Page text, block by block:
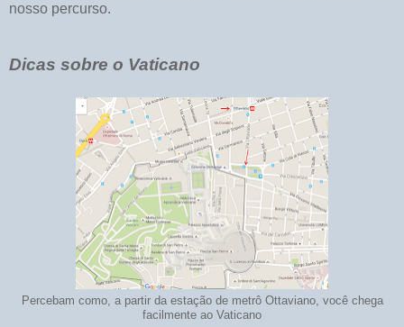
nosso percurso.
Dicas sobre o Vaticano
Percebam como, a partir da estação de metrô Ottaviano, você chega
facilmente ao Vaticano